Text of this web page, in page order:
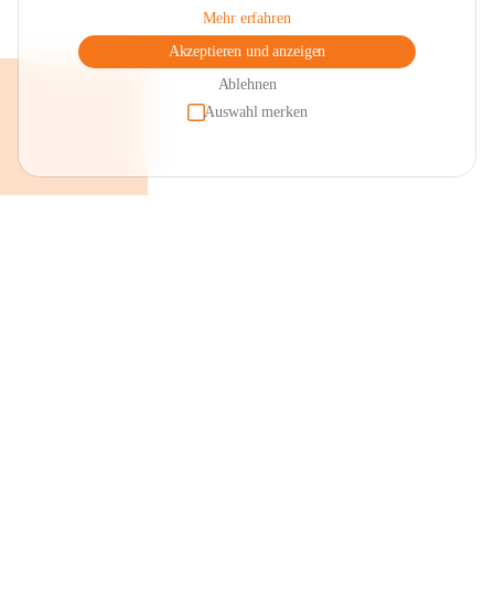
Mehr erfahren
Akzeptieren und anzeigen
Ablehnen
Auswahl merken